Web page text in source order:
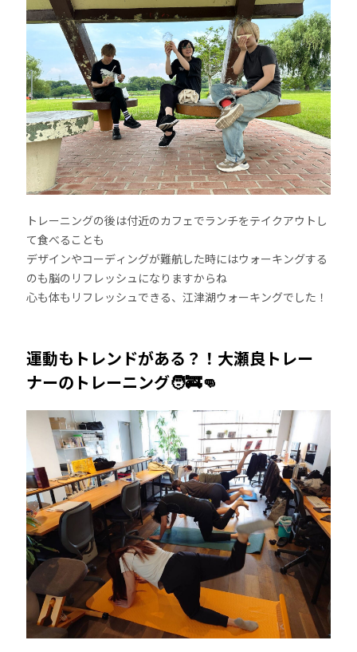
トレーニングの後は付近のカフェでランチをテイクアウトし
て食べることも
デザインやコーディングが難航した時にはウォーキングする
のも脳のリフレッシュになりますからね
心も体もリフレッシュできる、江津湖ウォーキングでした！
運動もトレンドがある？！大瀬良トレー
ナーのトレーニング🧑‍🚒👊